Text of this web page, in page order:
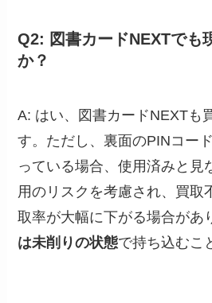
Q2: 図書カードNEXTでも
か？
A: はい、図書カードNEXTも
す。ただし、裏面のPINコー
っている場合、使用済みと見
用のリスクを考慮され、買取
取率が大幅に下がる場合があ
は未削りの状態で持ち込むこ